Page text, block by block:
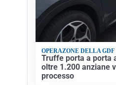
OPERAZONE DELLA GDF
Truffe porta a porta
oltre 1.200 anziane
processo